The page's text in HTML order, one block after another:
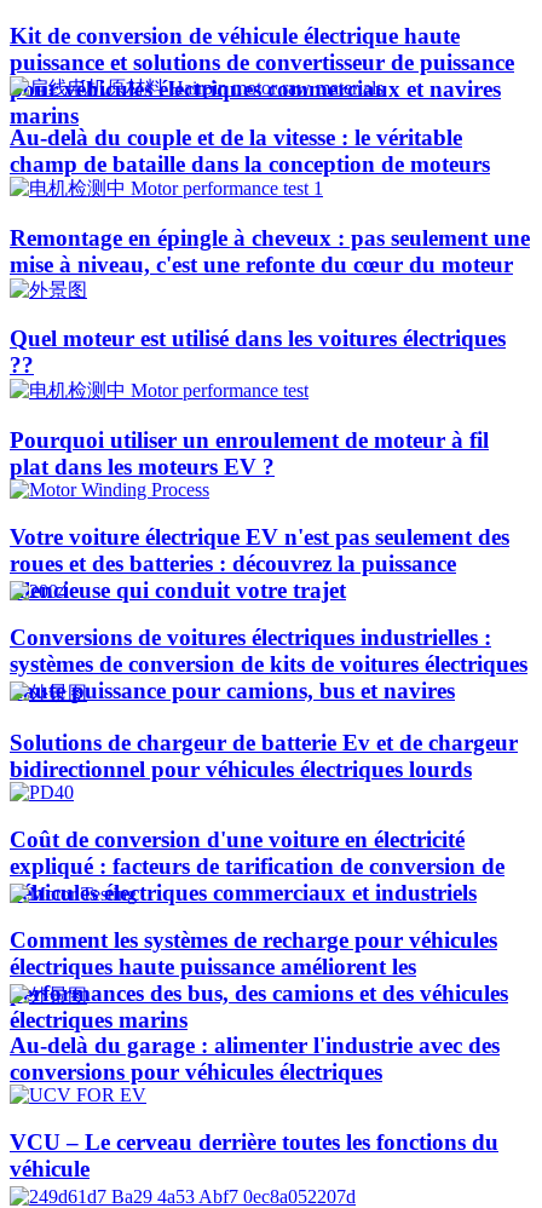
Kit de conversion de véhicule électrique haute
puissance et solutions de convertisseur de puissance
pour véhicules électriques commerciaux et navires
marins
Au-delà du couple et de la vitesse : le véritable
champ de bataille dans la conception de moteurs
Remontage en épingle à cheveux : pas seulement une
mise à niveau, c'est une refonte du cœur du moteur
Quel moteur est utilisé dans les voitures électriques
??​​
Pourquoi utiliser un enroulement de moteur à fil
plat dans les moteurs EV ?
Votre voiture électrique EV n'est pas seulement des
roues et des batteries : découvrez la puissance
silencieuse qui conduit votre trajet
Conversions de voitures électriques industrielles :
systèmes de conversion de kits de voitures électriques
haute puissance pour camions, bus et navires
Solutions de chargeur de batterie Ev et de chargeur
bidirectionnel pour véhicules électriques lourds
Coût de conversion d'une voiture en électricité
expliqué : facteurs de tarification de conversion de
véhicules électriques commerciaux et industriels
Comment les systèmes de recharge pour véhicules
électriques haute puissance améliorent les
performances des bus, des camions et des véhicules
électriques marins
Au-delà du garage : alimenter l'industrie avec des
conversions pour véhicules électriques
VCU – Le cerveau derrière toutes les fonctions du
véhicule